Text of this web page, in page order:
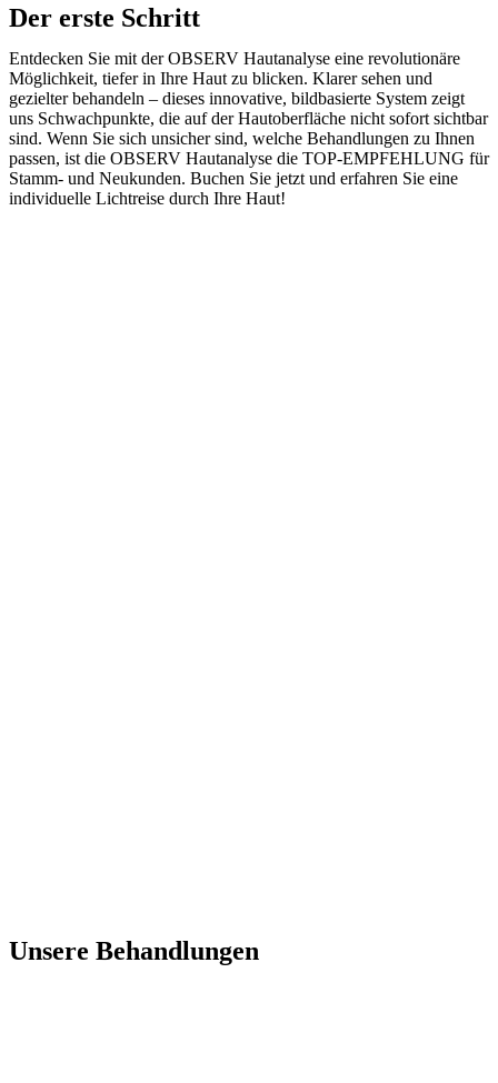
Der erste Schritt
Entdecken Sie mit der OBSERV Hautanalyse eine revolutionäre
Möglichkeit, tiefer in Ihre Haut zu blicken. Klarer sehen und
gezielter behandeln – dieses innovative, bildbasierte System zeigt
uns Schwachpunkte, die auf der Hautoberfläche nicht sofort sichtbar
sind. Wenn Sie sich unsicher sind, welche Behandlungen zu Ihnen
passen, ist die OBSERV Hautanalyse die TOP-EMPFEHLUNG für
Stamm- und Neukunden. Buchen Sie jetzt und erfahren Sie eine
individuelle Lichtreise durch Ihre Haut!
Unsere Behandlungen